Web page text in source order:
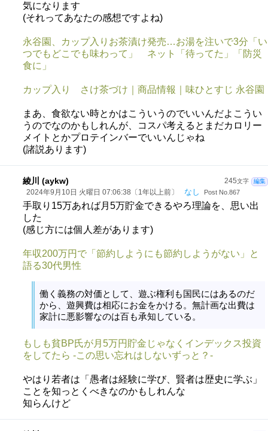
気になります
(それってあなたの感想ですよね)
永谷園、カップ入りお茶漬け発売…お湯を注いで3分「い
つでもどこでも味わって」 ネット「待ってた」「防災
食に」
カップ入り さけ茶づけ｜商品情報｜味ひとすじ 永谷園
まあ、食欲ない時とかはこういうのでいいんだよこうい
うのでなのかもしれんが、コスパ考えるとまだカロリー
メイトとかプロテインバーでいいんじゃね
(諸説あります)
245文字 編集
綾川 (aykw)
2024年9月10日 火曜日 07:06:38〔1年以上前〕 なし Post No.867
手取り15万あれば月5万貯金できるやろ理論を、思い出
した
(感じ方には個人差があります)
年収200万円で「節約しようにも節約しようがない」と
語る30代男性
働く義務の対価として、遊ぶ権利も国民にはあるのだ
から、遊興費は相応にお金をかける。無計画な出費は
家計に悪影響なのは百も承知している。
もしも貧BP氏が月5万円貯金じゃなくインデックス投資
をしてたら -この思い忘れはしないずっと？-
やはり若者は「愚者は経験に学び、賢者は歴史に学ぶ」
ことを知っとくべきなのかもしれんな
知らんけど